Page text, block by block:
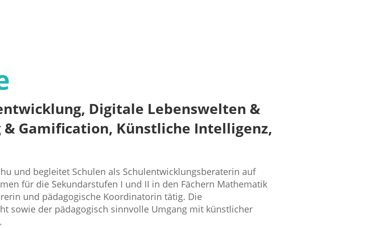
Digitale Lebenswelten &
Gamification, Künstliche Intelligenz,
und begleitet Schulen als Schulentwicklungsberaterin auf
für die Sekundarstufen I und II in den Fächern Mathematik
und pädagogische Koordinatorin tätig. Die
sowie der pädagogisch sinnvolle Umgang mit künstlicher